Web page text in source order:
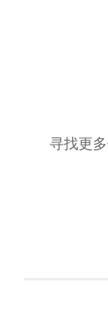
寻找更